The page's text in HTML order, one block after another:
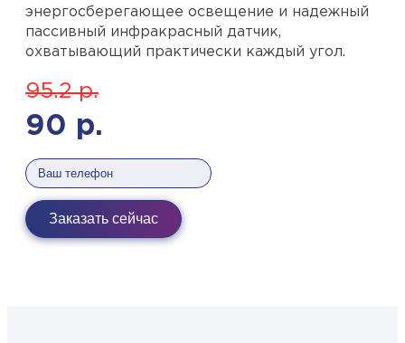
энергосберегающее освещение и надежный
пассивный инфракрасный датчик,
охватывающий практически каждый угол.
95.2р.
90 р.
Заказать сейчас